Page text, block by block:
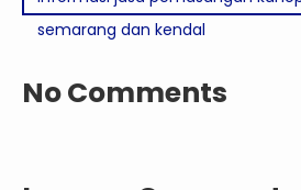
semarang dan kendal
No Comments